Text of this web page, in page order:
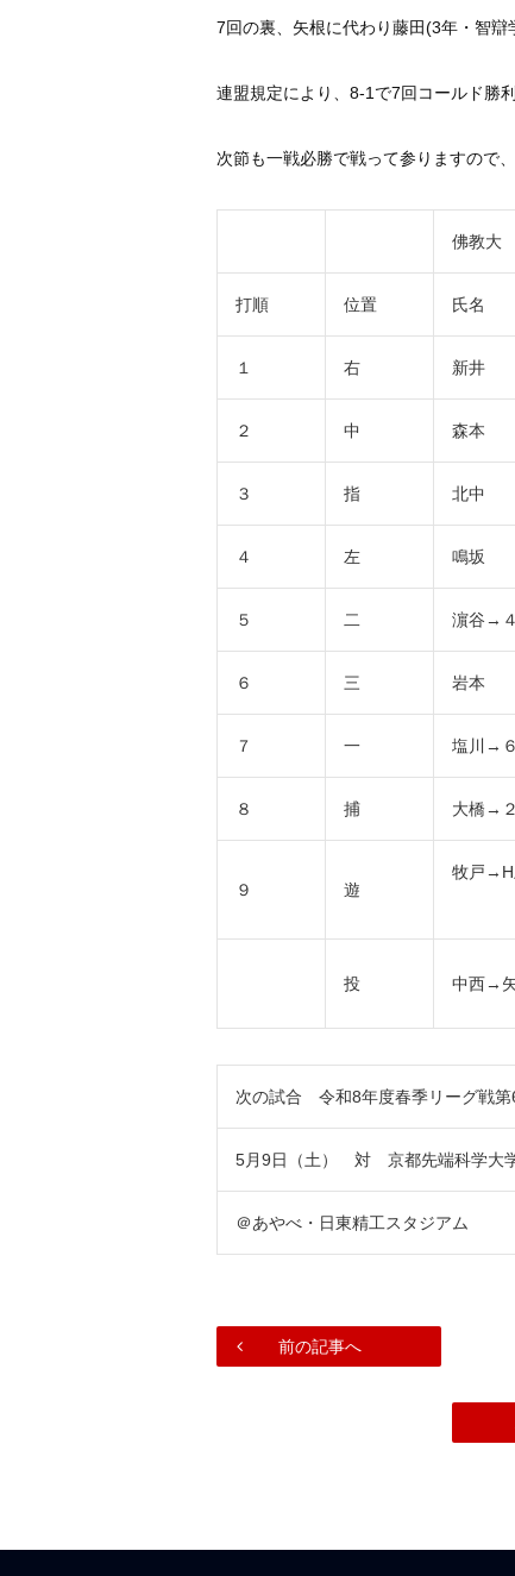
7回の裏、矢根に代わり藤田(3年・智辯
連盟規定により、8-1で7回コールド勝利
次節も一戦必勝で戦って参りますので
佛教大
打順 位置 氏名
１ 右 新井
２ 中 森本
３ 指 北中
４ 左 鳴坂
５ 二 濵谷→
６ 三 岩本
７ 一 塩川→
８ 捕 大橋→
９ 遊
牧戸
投 中西→
次の試合 令和8年度春季リーグ戦第
5月9日（土） 対 京都先端科学大
＠あやべ・日東精工スタジアム
前の記事へ